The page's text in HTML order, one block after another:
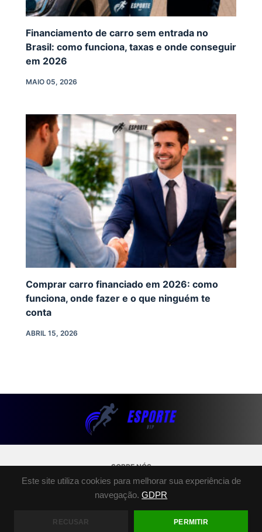
Este site utiliza cookies para melhorar sua experiência de
navegação. GDPR
RECUSAR PERMITIR
Financiamento de carro sem entrada no
Brasil: como funciona, taxas e onde conseguir
em 2026
MAIO 05, 2026
Comprar carro financiado em 2026: como
funciona, onde fazer e o que ninguém te
conta
ABRIL 15, 2026
SOBRE NÓS
POLÍTICA DE PRIVACIDADE
TERMOS E CONDIÇÕES
FALE CONOSCO